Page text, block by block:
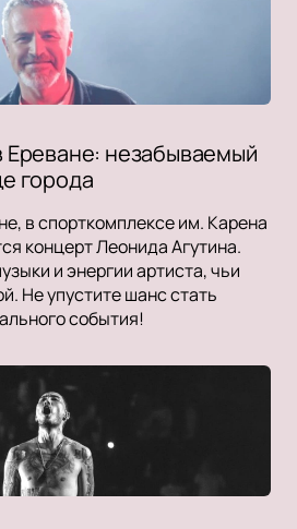
Ереване: незабываемый
города
в спорткомплексе им. Карена
концерт Леонида Агутина.
и энергии артиста, чьи
Не упустите шанс стать
события!